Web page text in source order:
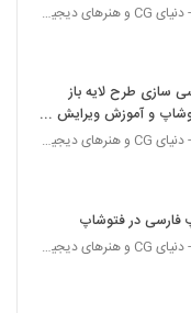
سیجی کوک - دنیای CG و هنرهای دیجیتال
سازی طرح لایه باز
و آموزش ویرایش
فتوشاپ
سیجی کوک - دنیای CG و هنرهای دیجیتال
فارسی در فتوشاپ
سیجی کوک - دنیای CG و هنرهای دیجیتال